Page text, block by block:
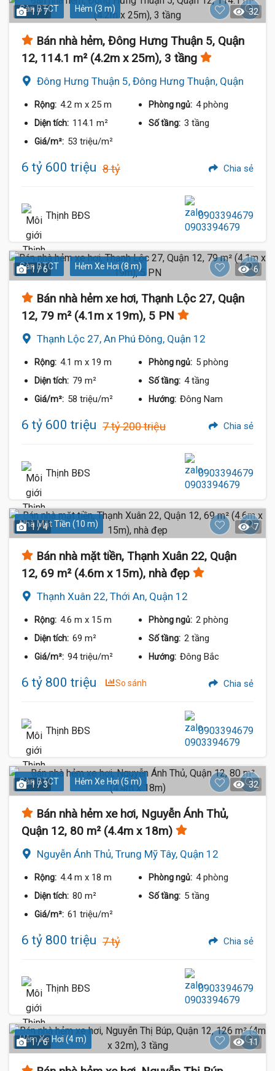
Sàn BTCT Hẻm (3 m)
1 / 7 32
Bán nhà hẻm, Đông Hưng Thuận 5, Quận
12, 114.1 m² (4.2m x 25m), 3 tầng
Đông Hưng Thuận 5, Đông Hưng Thuận, Quận
Rộng: 4.2 m x 25 m Phòng ngủ: 4 phòng
Diện tích: 114.1 m² Số tầng: 3 tầng
Giá/m²: 53 triệu/m²
6 tỷ 600 triệu 8 tỷ Chia sẻ
Thịnh BĐS 0903394679
Sàn BTCT Hẻm Xe Hơi (8 m)
1 / 6 6
Bán nhà hẻm xe hơi, Thạnh Lộc 27, Quận
12, 79 m² (4.1m x 19m), 5 PN
Thạnh Lộc 27, An Phú Đông, Quận 12
Rộng: 4.1 m x 19 m Phòng ngủ: 5 phòng
Diện tích: 79 m² Số tầng: 4 tầng
Giá/m²: 58 triệu/m² Hướng: Đông Nam
6 tỷ 600 triệu 7 tỷ 200 triệu Chia sẻ
Thịnh BĐS 0903394679
Nhà Mặt Tiền (10 m)
1 / 4 7
Bán nhà mặt tiền, Thạnh Xuân 22, Quận
12, 69 m² (4.6m x 15m), nhà đẹp
Thạnh Xuân 22, Thới An, Quận 12
Rộng: 4.6 m x 15 m Phòng ngủ: 2 phòng
Diện tích: 69 m² Số tầng: 2 tầng
Giá/m²: 94 triệu/m² Hướng: Đông Bắc
6 tỷ 800 triệu So sánh Chia sẻ
Thịnh BĐS 0903394679
Sàn BTCT Hẻm Xe Hơi (5 m)
1 / 3 32
Bán nhà hẻm xe hơi, Nguyễn Ánh Thủ,
Quận 12, 80 m² (4.4m x 18m)
Nguyễn Ánh Thủ, Trung Mỹ Tây, Quận 12
Rộng: 4.4 m x 18 m Phòng ngủ: 4 phòng
Diện tích: 80 m² Số tầng: 5 tầng
Giá/m²: 61 triệu/m²
6 tỷ 800 triệu 7 tỷ Chia sẻ
Thịnh BĐS 0903394679
Hẻm Xe Hơi (4 m)
1 / 6 11